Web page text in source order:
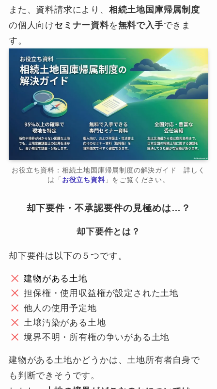
また、資料請求により、 相続土地国庫帰属制度
の個人向けセミナー資料を無料で入手できま
す。
お役立ち資料：相続土地国庫帰属制度の解決ガイド 詳しく
は「 お役立ち資料」をご覧ください。
却下要件・不承認要件の見極めは…？
却下要件とは？
却下要件は以下の５つです。
建物がある土地
担保権・使用収益権が設定された土地
他人の使用予定地
土壌汚染がある土地
境界不明・所有権の争いがある土地
建物がある土地かどうかは、土地所有者自身で
も判断できそうです。